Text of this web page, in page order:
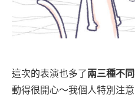
這次的表演也多了兩三種不
動得很開心～我個人特別注